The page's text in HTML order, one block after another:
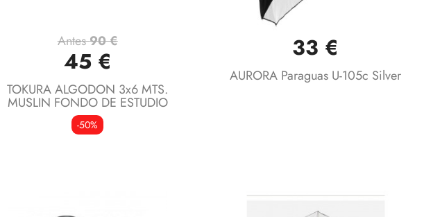
Vista rápida
Antes90 €
45 €
TOKURA ALGODON 3x6 MTS.
MUSLIN FONDO DE ESTUDIO
-50%
Vista rápida
33 €
AURORA Paraguas U-105c Silver